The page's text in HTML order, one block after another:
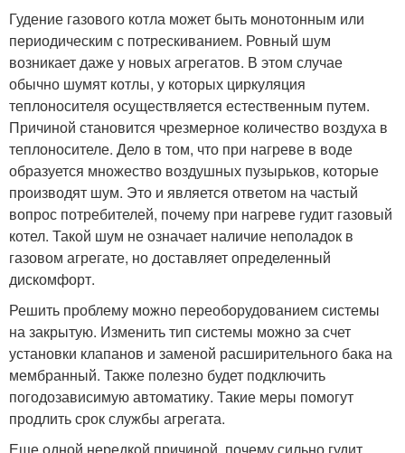
Гудение газового котла может быть монотонным или
периодическим с потрескиванием. Ровный шум
возникает даже у новых агрегатов. В этом случае
обычно шумят котлы, у которых циркуляция
теплоносителя осуществляется естественным путем.
Причиной становится чрезмерное количество воздуха в
теплоносителе. Дело в том, что при нагреве в воде
образуется множество воздушных пузырьков, которые
производят шум. Это и является ответом на частый
вопрос потребителей, почему при нагреве гудит газовый
котел. Такой шум не означает наличие неполадок в
газовом агрегате, но доставляет определенный
дискомфорт.
Решить проблему можно переоборудованием системы
на закрытую. Изменить тип системы можно за счет
установки клапанов и заменой расширительного бака на
мембранный. Также полезно будет подключить
погодозависимую автоматику. Такие меры помогут
продлить срок службы агрегата.